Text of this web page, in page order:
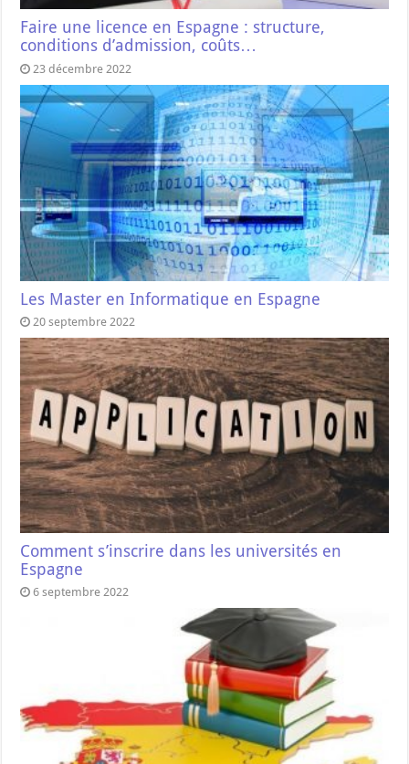
Faire une licence en Espagne : structure,
conditions d’admission, coûts…
23 décembre 2022
Les Master en Informatique en Espagne
20 septembre 2022
Comment s’inscrire dans les universités en
Espagne
6 septembre 2022